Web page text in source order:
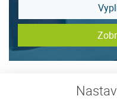
Tip na ubytování